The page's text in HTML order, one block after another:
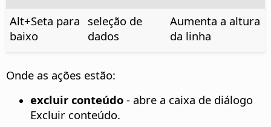
Alt+Seta para
baixo
seleção de
dados
Aumenta a altura
da linha
Onde as ações estão:
excluir conteúdo - abre a caixa de diálogo
Excluir conteúdo.